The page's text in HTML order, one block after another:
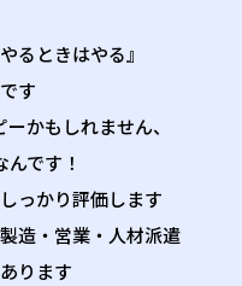
るときはやる』
す
かもしれません、
です！
っかり評価します
造・営業・人材派遣
ります